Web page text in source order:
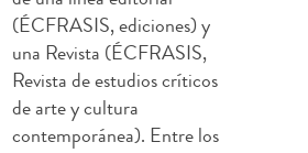
(ÉCFRASIS, ediciones) y
una Revista (ÉCFRASIS,
Revista de estudios críticos
de arte y cultura
contemporánea). Entre los